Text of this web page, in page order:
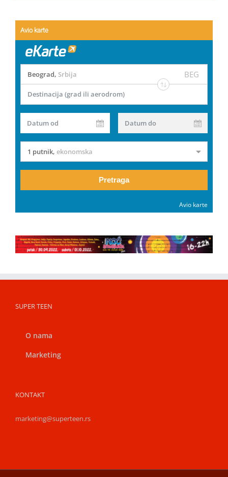
Avio karte
Beograd, Srbija BEG
Destinacija (grad ili aerodrom)
Datum od Datum do
1 putnik, ekonomska
Pretraga
Avio karte
SUPER TEEN
O nama
Marketing
KONTAKT
marketing@superteen.rs